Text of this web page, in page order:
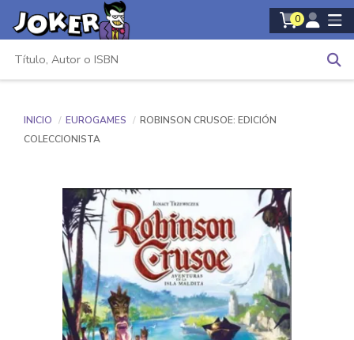
0
INICIO EUROGAMES
ROBINSON CRUSOE: EDICIÓN
COLECCIONISTA